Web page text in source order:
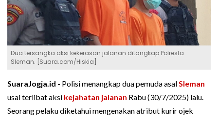
Dua tersangka aksi kekerasan jalanan ditangkap Polresta
Sleman. [Suara.com/Hiskia]
SuaraJogja.id - Polisi menangkap dua pemuda asalSleman
usai terlibat aksi kejahatan jalanan Rabu (30/7/2025) lalu.
Seorang pelaku diketahui mengenakan atribut kurir ojek